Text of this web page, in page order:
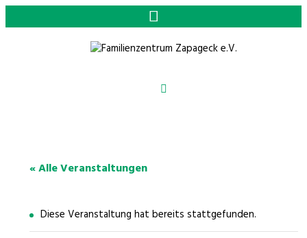
« Alle Veranstaltungen
Diese Veranstaltung hat bereits stattgefunden.